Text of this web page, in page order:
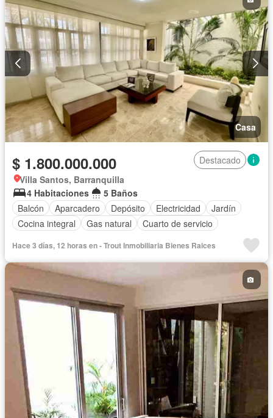
Casa
$ 1.800.000.000
Destacado
Villa Santos, Barranquilla
4 Habitaciones
5 Baños
Balcón
Aparcadero Depósito Electricidad
Jardín
Cocina integral
Gas natural Cuarto de servicio
Hace 3 días, 12 horas en - Trout Inmobiliaria Bienes Raices